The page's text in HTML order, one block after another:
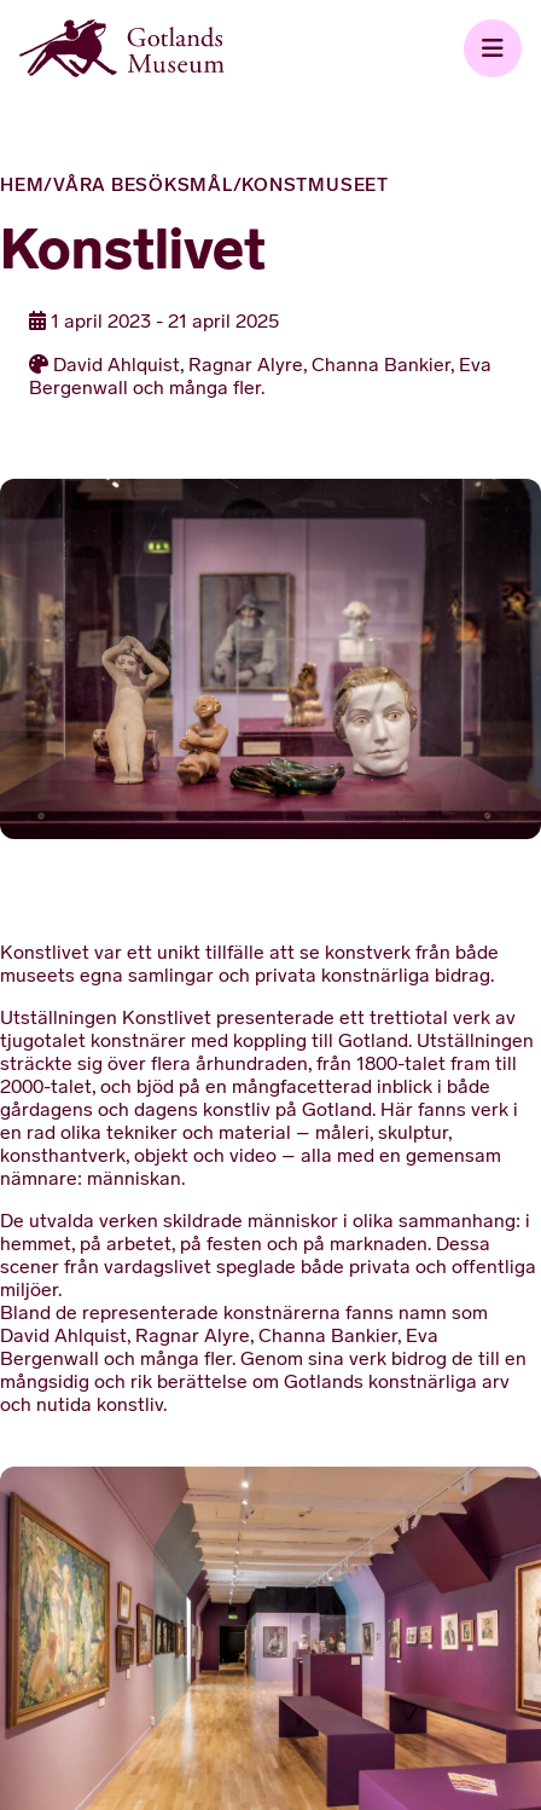
HEM/VÅRA BESÖKSMÅL/KONSTMUSEET
Konstlivet
1 april 2023 - 21 april 2025
David Ahlquist, Ragnar Alyre, Channa Bankier, Eva
Bergenwall och många fler.
Konstlivet var ett unikt tillfälle att se konstverk från både
museets egna samlingar och privata konstnärliga bidrag.
Utställningen Konstlivet presenterade ett trettiotal verk av
tjugotalet konstnärer med koppling till Gotland. Utställningen
sträckte sig över flera århundraden, från 1800-talet fram till
2000-talet, och bjöd på en mångfacetterad inblick i både
gårdagens och dagens konstliv på Gotland. Här fanns verk i
en rad olika tekniker och material – måleri, skulptur,
konsthantverk, objekt och video – alla med en gemensam
nämnare: människan.
De utvalda verken skildrade människor i olika sammanhang: i
hemmet, på arbetet, på festen och på marknaden. Dessa
scener från vardagslivet speglade både privata och offentliga
miljöer.
Bland de representerade konstnärerna fanns namn som
David Ahlquist, Ragnar Alyre, Channa Bankier, Eva
Bergenwall och många fler. Genom sina verk bidrog de till en
mångsidig och rik berättelse om Gotlands konstnärliga arv
och nutida konstliv.